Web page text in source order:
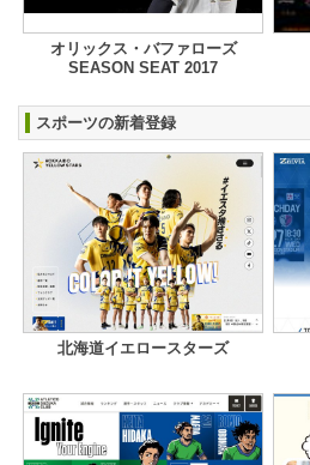
オリックス・バファローズ
SEASON SEAT 2017
スポーツの新着登録
北海道イエロースターズ